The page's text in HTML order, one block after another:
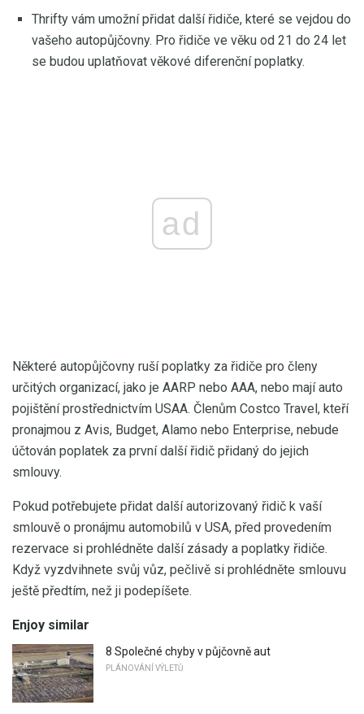
Thrifty vám umožní přidat další řidiče, které se vejdou do
vašeho autopůjčovny. Pro řidiče ve věku od 21 do 24 let
se budou uplatňovat věkové diferenční poplatky.
ad
Některé autopůjčovny ruší poplatky za řidiče pro členy
určitých organizací, jako je AARP nebo AAA, nebo mají auto
pojištění prostřednictvím USAA. Členům Costco Travel, kteří
pronajmou z Avis, Budget, Alamo nebo Enterprise, nebude
účtován poplatek za první další řidič přidaný do jejich
smlouvy.
Pokud potřebujete přidat další autorizovaný řidič k vaší
smlouvě o pronájmu automobilů v USA, před provedením
rezervace si prohlédněte další zásady a poplatky řidiče.
Když vyzdvihnete svůj vůz, pečlivě si prohlédněte smlouvu
ještě předtím, než ji podepíšete.
Enjoy similar
8 Společné chyby v půjčovně aut
PLÁNOVÁNÍ VÝLETŮ